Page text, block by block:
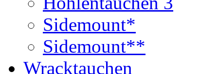
Sidemount*
Sidemount**
Wracktauchen